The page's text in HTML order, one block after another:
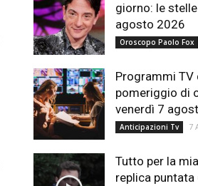
giorno: le
agosto 2026
Oroscopo Paolo Fox
Programmi TV
pomeriggio di
venerdì 7
Anticipazioni Tv 7
Tutto per la
replica